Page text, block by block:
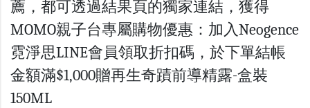
薦，都可透過結果頁的獨家連結，獲得
MOMO親子台專屬購物優惠： 加入Neogence
霓淨思LINE會員領取折扣碼，於下單結帳
金額滿$1,000贈再生奇蹟前導精露-盒裝
150ML